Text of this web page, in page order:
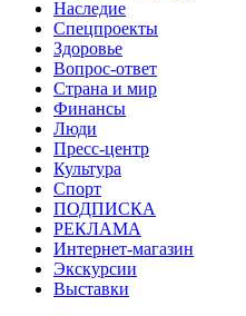
Наследие
Спецпроекты
Здоровье
Вопрос-ответ
Страна и мир
Финансы
Люди
Пресс-центр
Культура
Спорт
ПОДПИСКА
РЕКЛАМА
Интернет-магазин
Экскурсии
Выставки